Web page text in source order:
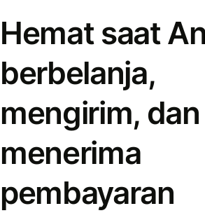
Hemat saat
berbelanja,
mengirim, dan
menerima
pembayaran